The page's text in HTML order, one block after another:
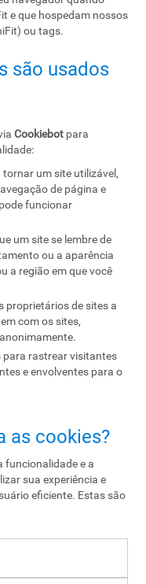
e que hospedam nossos
ou tags.
são usados
Cookiebot para
tornar um site utilizável,
de página e
funcionar
um site se lembre de
ou a aparência
a região em que você
proprietários de sites a
com os sites,
para rastrear visitantes
e envolventes para o
as cookies?
funcionalidade e a
sua experiência e
eficiente. Estas são